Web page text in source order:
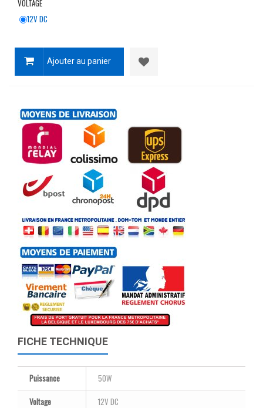
VOLTAGE
12V DC
Ajouter au panier
FICHE TECHNIQUE
Puissance
50W
Voltage
12V DC